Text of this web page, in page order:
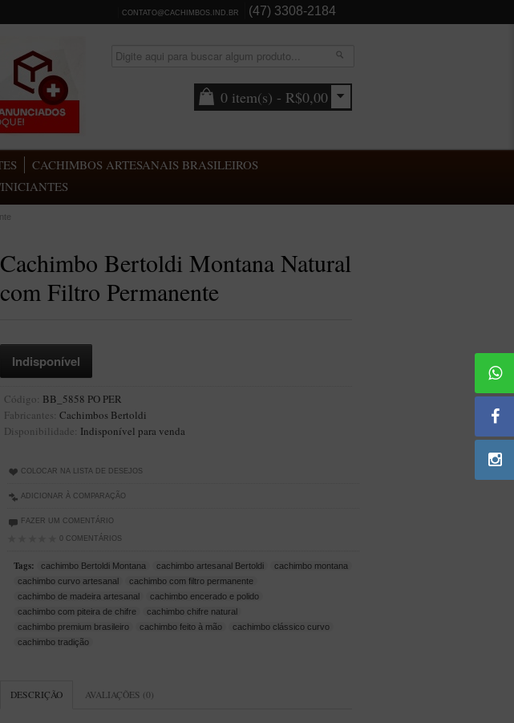
CONTATO@CACHIMBOS.IND.BR (47) 3308-2184
0 item(s) - R$0,00
CACHIMBOS ARTESANAIS BRASILEIROS
Cachimbo Bertoldi Montana Natural
com Filtro Permanente
Código: BB_5858 PO PER
Fabricantes: Cachimbos Bertoldi
Disponibilidade: Indisponível para venda
COLOCAR NA LISTA DE DESEJOS
ADICIONAR À COMPARAÇÃO
FAZER UM COMENTÁRIO
0 COMENTÁRIOS
Tags: cachimbo Bertoldi Montana cachimbo artesanal Bertoldi
cachimbo montana
cachimbo curvo artesanal
cachimbo com filtro permanente
cachimbo de madeira artesanal
cachimbo encerado e polido
cachimbo com piteira de chifre
cachimbo chifre natural
cachimbo premium brasileiro
cachimbo feito à mão
cachimbo clássico curvo
cachimbo tradição
DESCRIÇÃO AVALIAÇÕES (0)